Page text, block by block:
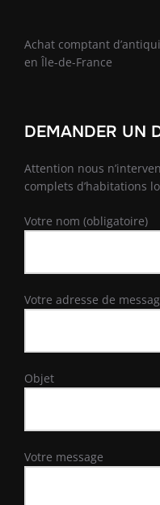
Achat comptant
en Île-de-France
DEMANDER UN
Attention nous
complets d’habitations
Votre nom (obligatoire)
Votre adresse de
Objet
Votre message